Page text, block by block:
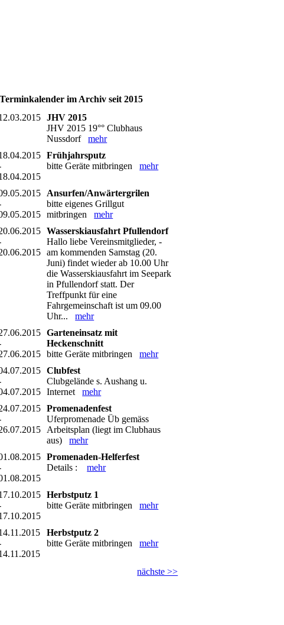
Terminkalender im Archiv seit 2015
JHV 2015
JHV 2015 19°° Clubhaus
Nussdorfmehr
Frühjahrsputz
bitte Geräte mitbringenmehr
Ansurfen/Anwärtergrilen
bitte eigenes Grillgut
mitbringenmehr
Wasserskiausfahrt Pfullendorf
Hallo liebe Vereinsmitglieder, -
am kommenden Samstag (20.
Juni) findet wieder ab 10.00 Uhr
die Wasserskiausfahrt im Seepark
in Pfullendorf statt. Der
Treffpunkt für eine
Fahrgemeinschaft ist um 09.00
Uhr...mehr
Garteneinsatz mit
Heckenschnitt
bitte Geräte mitbringenmehr
Clubfest
Clubgelände s. Aushang u.
Internetmehr
Promenadenfest
Uferpromenade Üb gemäss
Arbeitsplan (liegt im Clubhaus
aus)mehr
Promenaden-Helferfest
Details :mehr
Herbstputz 1
bitte Geräte mitbringenmehr
Herbstputz 2
bitte Geräte mitbringenmehr
nächste >>